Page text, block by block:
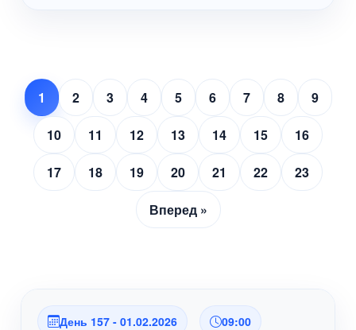
1 2 3 4 5 6 7 8 9
10 11 12 13 14 15 16
17 18 19 20 21 22 23
Вперед »
День 157 - 01.02.2026 09:00